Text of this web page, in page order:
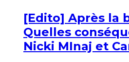
[Edito] Après la
Quelles
Nicki MInaj et